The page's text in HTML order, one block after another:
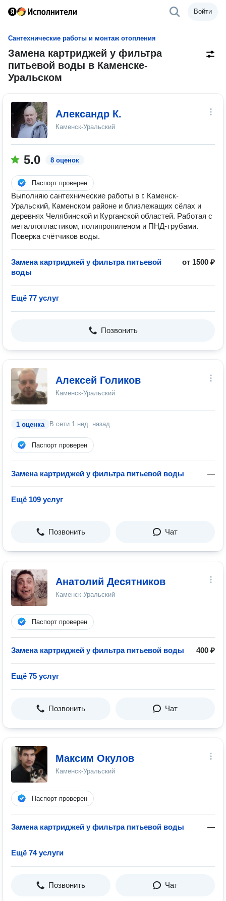
Войти
Сантехнические работы и монтаж отопления
Замена картриджей у фильтра
питьевой воды в Каменске-
Уральском
Александр К.
Каменск-Уральский
5.0 8 оценок
Паспорт проверен
Выполняю сантехнические работы в г. Каменск-
Уральский, Каменском районе и близлежащих сёлах и
деревнях Челябинской и Курганской областей. Работая с
металлопластиком, полипропиленом и ПНД-трубами.
Поверка счётчиков воды.
Замена картриджей у фильтра питьевой
воды
от 1500 ₽
Ещё 77 услуг
Позвонить
Алексей Голиков
Каменск-Уральский
1 оценка В сети 1 нед. назад
Паспорт проверен
Замена картриджей у фильтра питьевой воды —
Ещё 109 услуг
Позвонить Чат
Анатолий Десятников
Каменск-Уральский
Паспорт проверен
Замена картриджей у фильтра питьевой воды 400 ₽
Ещё 75 услуг
Позвонить Чат
Максим Окулов
Каменск-Уральский
Паспорт проверен
Замена картриджей у фильтра питьевой воды —
Ещё 74 услуги
Позвонить Чат